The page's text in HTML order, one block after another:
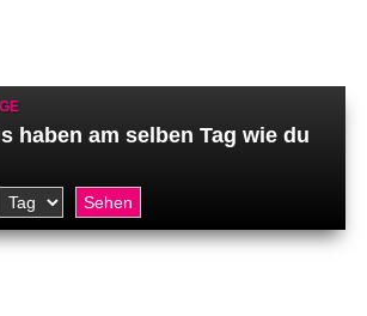
haben am selben Tag wie du